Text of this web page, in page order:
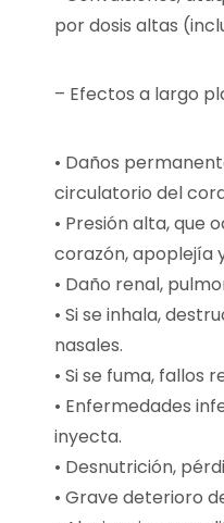
por dosis altas
– Efectos a largo
• Daños
circulatorio del
• Presión alta, que
corazón, apoplejía
• Daño renal,
• Si se inhala,
nasales.
• Si se fuma, fallos
• Enfermedades
inyecta.
• Desnutrición,
• Grave deterioro